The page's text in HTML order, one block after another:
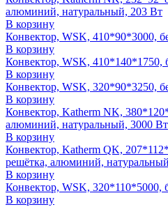
алюминий, натуральный, 203 Вт
В корзину
Конвектор, WSK, 410*90*3000,
В корзину
Конвектор, WSK, 410*140*1750,
В корзину
Конвектор, WSK, 320*90*3250,
В корзину
Конвектор, Katherm NK,
алюминий, натуральный, 3000 Вт
В корзину
Конвектор, Katherm QK,
решётка, алюминий,
В корзину
Конвектор, WSK, 320*110*5000,
В корзину